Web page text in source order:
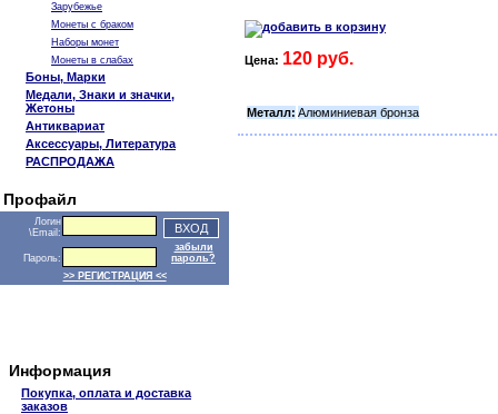
Зарубежье
Монеты с браком
Наборы монет
Монеты в слабах
Боны, Марки
Медали, Знаки и значки,
Жетоны
Антиквариат
Аксессуары, Литература
РАСПРОДАЖА
Профайл
Логин
\Email:
Пароль:
забыли
пароль?
>> РЕГИСТРАЦИЯ <<
Информация
Покупка, оплата и доставка
заказов
Цена: 120 руб.
Металл: Алюминиевая бронза